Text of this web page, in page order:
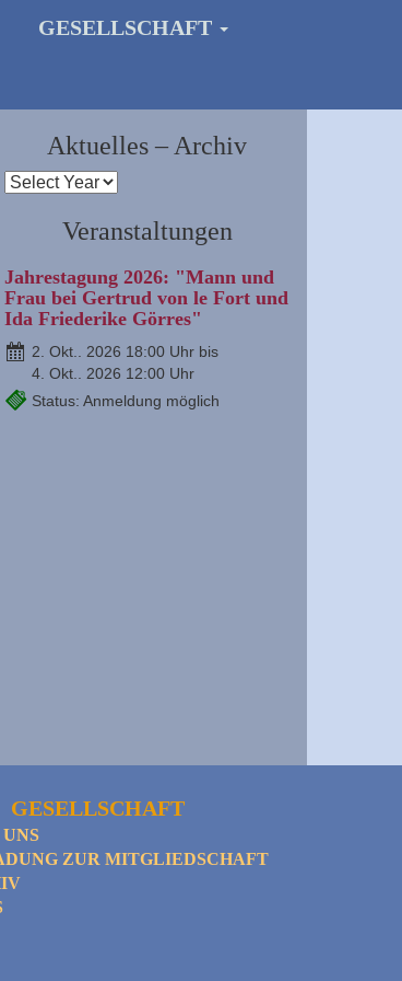
GESELLSCHAFT
Aktuelles – Archiv
Veranstaltungen
Jahrestagung 2026: "Mann und
Frau bei Gertrud von le Fort und
Ida Friederike Görres"
2. Okt.. 2026 18:00 Uhr bis
4. Okt.. 2026 12:00 Uhr
Status: Anmeldung möglich
GESELLSCHAFT
ZUR MITGLIEDSCHAFT